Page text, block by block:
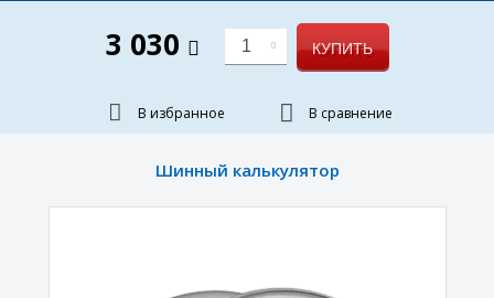
3 030 1 КУПИТЬ
В избранное В сравнение
Шинный калькулятор